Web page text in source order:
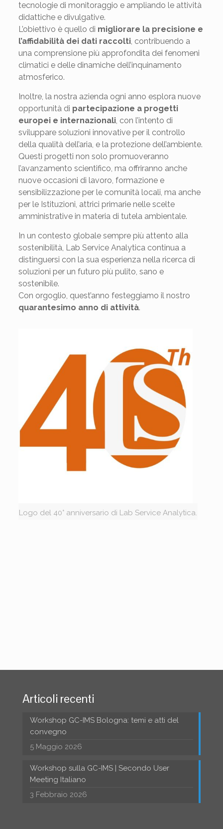
tecnologie di monitoraggio e ampliando le attività
didattiche e divulgative.
L’obiettivo è quello di migliorare la precisione e
l’affidabilità dei dati raccolti, contribuendo a
una comprensione più approfondita dei fenomeni
climatici e delle dinamiche dell’inquinamento
atmosferico.
Inoltre, la nostra azienda ogni anno esplora nuove
opportunità di partecipazione a progetti
europei e internazionali, con l’intento di
sviluppare soluzioni innovative per il controllo
della qualità dell’aria, e la protezione dell’ambiente.
Questi progetti non solo promuoveranno
l’avanzamento scientifico, ma offriranno anche
nuove occasioni di lavoro, formazione e
sensibilizzazione per le comunità locali, ma anche
per le Istituzioni, attrici primarie nelle scelte
amministrative in materia di tutela ambientale.
In un contesto globale sempre più attento alla
sostenibilità, Lab Service Analytica continua a
distinguersi con la sua esperienza nella ricerca di
soluzioni per un futuro più pulito, sano e
sostenibile.
Con orgoglio, quest’anno festeggiamo il nostro
quarantesimo anno di attività.
Logo del 40° anniversario di Lab Service Analytica.
Articoli recenti
Workshop GC-IMS Bologna: temi e atti del
convegno
5 Maggio 2026
Workshop sulla GC-IMS | Secondo User
Meeting Italiano
3 Febbraio 2026